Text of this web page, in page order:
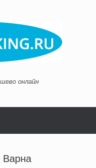
онлайн
Варна